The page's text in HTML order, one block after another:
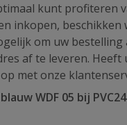
kunt profiteren
inkopen, beschikken
om uw bestelling
af te leveren. Heeft
met onze
WDF 05 bij